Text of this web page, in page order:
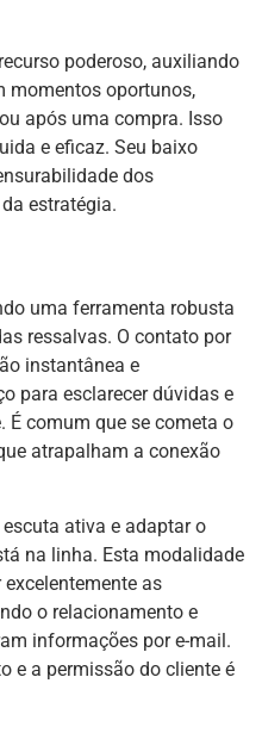
poderoso, auxiliando
momentos oportunos,
após uma compra. Isso
e eficaz. Seu baixo
dos
estratégia.
uma ferramenta robusta
ressalvas. O contato por
instantânea e
para esclarecer dúvidas e
É comum que se cometa o
atrapalham a conexão
ativa e adaptar o
na linha. Esta modalidade
as
o relacionamento e
informações por e-mail.
e a permissão do cliente é